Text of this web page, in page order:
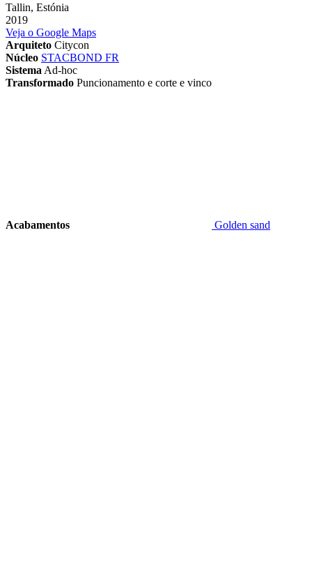
Tallin, Estónia
2019
Veja o Google Maps
Arquiteto Citycon
Núcleo STACBOND FR
Sistema Ad-hoc
Transformado Puncionamento e corte e vinco
Acabamentos Golden sand